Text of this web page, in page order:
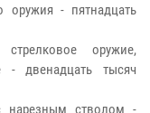
оружия - пятнадцать
оружие,
- двенадцать тысяч
нарезным стволом -